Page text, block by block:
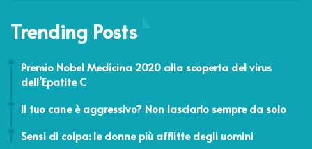
Trending Posts
Premio Nobel Medicina 2020 alla scoperta del virus
dell’Epatite C
Il tuo cane è aggressivo? Non lasciarlo sempre da solo
Sensi di colpa: le donne più afflitte degli uomini